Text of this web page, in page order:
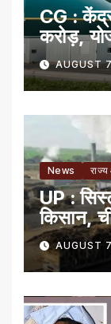
CG :
करोड़,
पहलाAUGUST
News
UP :
किसान,
मुसीबत
AUGUST